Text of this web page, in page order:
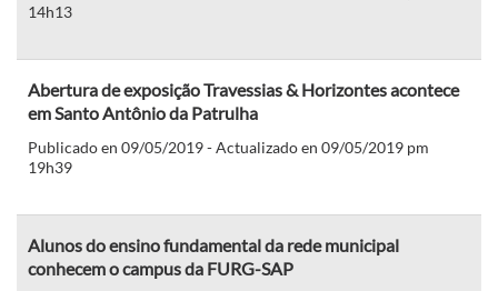
14h13
Abertura de exposição Travessias & Horizontes acontece
em Santo Antônio da Patrulha
Publicado en 09/05/2019 - Actualizado en 09/05/2019 pm
19h39
Alunos do ensino fundamental da rede municipal
conhecem o campus da FURG-SAP